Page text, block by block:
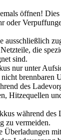
öffnen! Dies
oder
ausschließlich
die
sind.
nur unter
brennbaren
des
Hitzequellen
während des
zu vermeiden.
Überladungen